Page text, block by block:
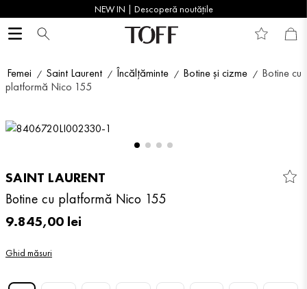
NEW IN | Descoperă noutățile
Femei Saint Laurent Încălțăminte Botine și cizme
Botine cu
platformă Nico 155
SAINT LAURENT
Botine cu platformă Nico 155
9.845,00 lei
Ghid măsuri